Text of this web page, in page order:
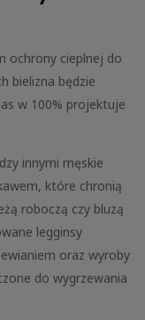
ochrony cieplnej do
bielizna będzie
w 100% projektuje
innymi męskie
które chronią
roboczą czy bluzą
legginsy
oraz wyroby
do wygrzewania